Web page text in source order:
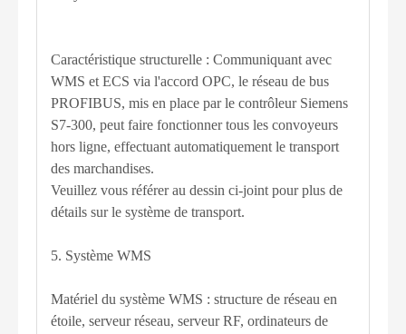
Caractéristique structurelle : Communiquant avec
WMS et ECS via l'accord OPC, le réseau de bus
PROFIBUS, mis en place par le contrôleur Siemens
S7-300, peut faire fonctionner tous les convoyeurs
hors ligne, effectuant automatiquement le transport
des marchandises.
Veuillez vous référer au dessin ci-joint pour plus de
détails sur le système de transport.
5. Système WMS
Matériel du système WMS : structure de réseau en
étoile, serveur réseau, serveur RF, ordinateurs de